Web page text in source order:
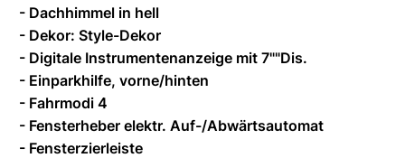
- Dachhimmel in hell
- Dekor: Style-Dekor
- Digitale Instrumentenanzeige mit 7""Dis.
- Einparkhilfe, vorne/hinten
- Fahrmodi 4
- Fensterheber elektr. Auf-/Abwärtsautomat
- Fensterzierleiste